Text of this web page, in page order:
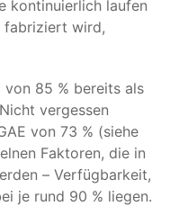
kontinuierlich laufen
fabriziert wird,
von 85 % bereits als
vergessen
von 73 % (siehe
Faktoren, die in
– Verfügbarkeit,
je rund 90 % liegen.